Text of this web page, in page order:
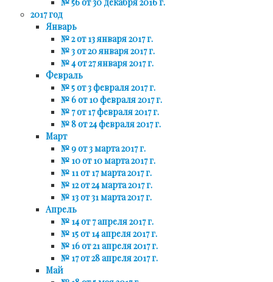
2017 год
Январь
№ 2 от 13 января 2017 г.
№ 3 от 20 января 2017 г.
№ 4 от 27 января 2017 г.
Февраль
№ 5 от 3 февраля 2017 г.
№ 6 от 10 февраля 2017 г.
№ 7 от 17 февраля 2017 г.
№ 8 от 24 февраля 2017 г.
Март
№ 9 от 3 марта 2017 г.
№ 10 от 10 марта 2017 г.
№ 11 от 17 марта 2017 г.
№ 12 от 24 марта 2017 г.
№ 13 от 31 марта 2017 г.
Апрель
№ 14 от 7 апреля 2017 г.
№ 15 от 14 апреля 2017 г.
№ 16 от 21 апреля 2017 г.
№ 17 от 28 апреля 2017 г.
Май